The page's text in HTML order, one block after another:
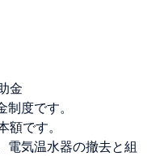
金
度です。
額です。
電気温水器の撤去と組